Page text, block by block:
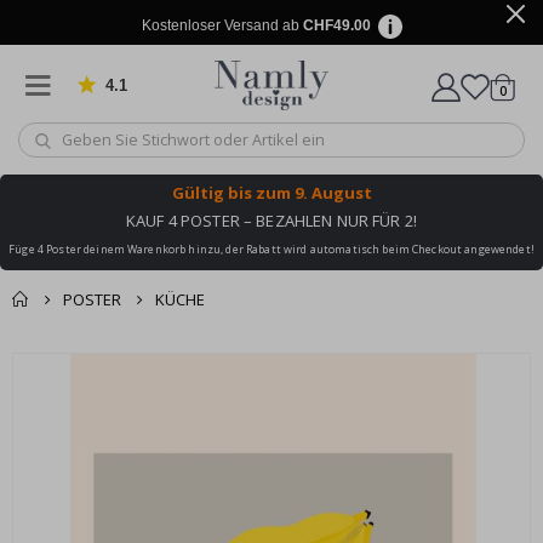
Kostenloser Versand ab CHF49.00
4.1 von 1030 Bewertungen
Wagen
0
Gültig bis zum 9. August
KAUF 4 POSTER – BEZAHLEN NUR FÜR 2!
Füge 4 Poster deinem Warenkorb hinzu, der Rabatt wird automatisch beim Checkout angewendet!
POSTER KÜCHE